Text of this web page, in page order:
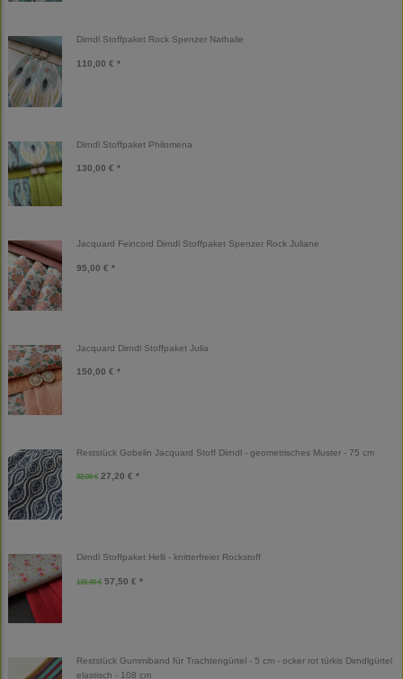
Dirndl Stoffpaket Rock Spenzer Nathalie
110,00 € *
Dirndl Stoffpaket Philomena
130,00 € *
Jacquard Feincord Dirndl Stoffpaket Spenzer Rock Juliane
95,00 € *
Jacquard Dirndl Stoffpaket Julia
150,00 € *
Reststück Gobelin Jacquard Stoff Dirndl - geometrisches Muster - 75 cm
32,00 € 27,20 € *
Dirndl Stoffpaket Helli - knitterfreier Rockstoff
115,00 € 57,50 € *
Reststück Gummiband für Trachtengürtel - 5 cm - ocker rot türkis Dirndlgürtel
elastisch - 108 cm